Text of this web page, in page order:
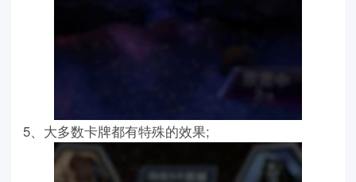
5、大多数卡牌都有特殊的效果;